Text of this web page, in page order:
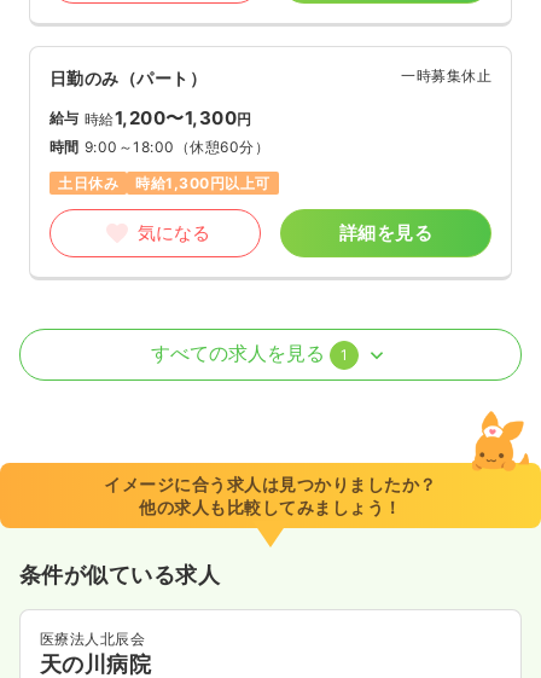
日勤のみ（パート） 一時募集休止
給与 時給1,200〜1,300円
時間 9:00～18:00 （休憩60分）
土日休み
時給1,300円以上可
気になる 詳細を見る
その他 正看護師
9:00～18:00
（休憩60分）
時給1,300円以上可
気になる
すべての求人を見る 1
イメージに合う求人は見つかりましたか？
他の求人も比較してみましょう！
条件が似ている求人
医療法人北辰会
天の川病院